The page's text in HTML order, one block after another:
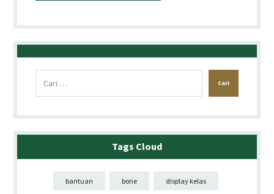
Tags Cloud
bantuan bone display kelas